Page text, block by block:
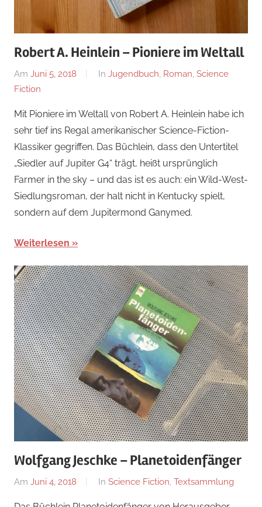
Robert A. Heinlein – Pioniere im Weltall
Am Juni 5, 2018
Von
In Jugendbuch, Roman, Science
Fiction
Mit Pioniere im Weltall von Robert A. Heinlein habe ich
sehr tief ins Regal amerikanischer Science-Fiction-
Klassiker gegriffen. Das Büchlein, dass den Untertitel
„Siedler auf Jupiter G4“ trägt, heißt ursprünglich
Farmer in the sky – und das ist es auch: ein Wild-West-
Siedlungsroman, der halt nicht in Kentucky spielt,
sondern auf dem Jupitermond Ganymed.
Weiterlesen
Wolfgang Jeschke – Planetoidenfänger
Am Juni 4, 2018
Von
In Science Fiction, Textsammlung